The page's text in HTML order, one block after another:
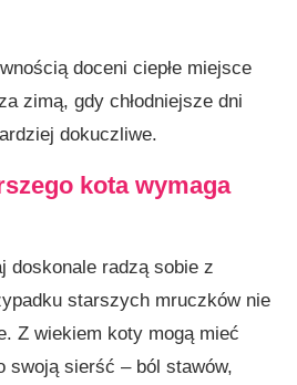
doceni ciepłe miejsce
zimą, gdy chłodniejsze dni
dokuczliwe.
kota wymaga
doskonale radzą sobie z
starszych mruczków nie
Z wiekiem koty mogą mieć
swoją sierść – ból stawów,